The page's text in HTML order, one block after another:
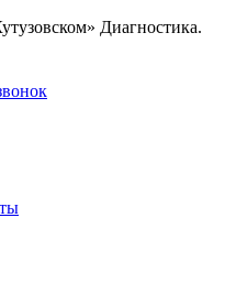
Диагностика.